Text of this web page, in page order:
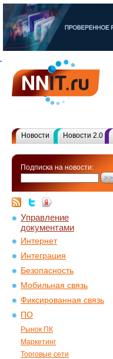
Новости Новости 2.0
Подписка на новости:
Управление
документами
Интернет
Интеграция
Безопасность
Мобильная связь
Фиксированная связь
ПО
Рынок ПК
Маркетинг
Торговые сети